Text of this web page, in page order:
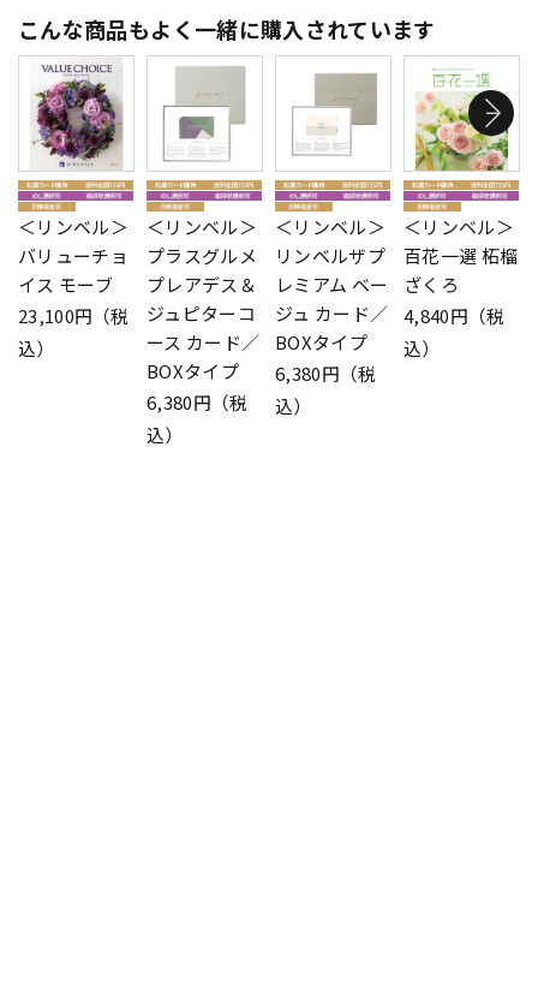
こんな商品もよく一緒に購入されています
＜リンベル＞
バリューチョ
イス モーブ
23,100円（税
込）
＜リンベル＞
プラスグルメ
プレアデス＆
ジュピターコ
ース カード／
BOXタイプ
6,380円（税
込）
＜リンベル＞
リンベルザプ
レミアム ベー
ジュ カード／
BOXタイプ
6,380円（税
込）
＜リンベル＞
百花一選 柘榴
ざくろ
4,840円（税
込）